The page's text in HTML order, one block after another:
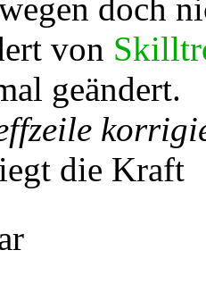
doch
von
geändert.
die Kraft